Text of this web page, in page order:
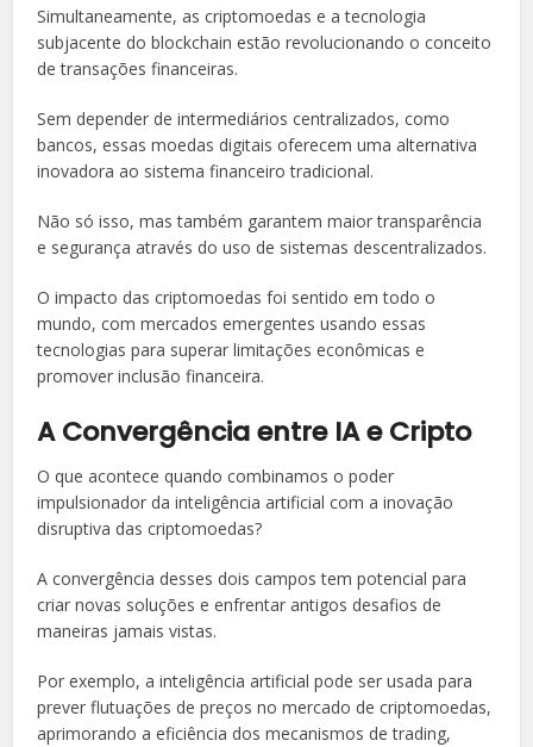
Simultaneamente, as criptomoedas e a tecnologia
subjacente do blockchain estão revolucionando o conceito
de transações financeiras.
Sem depender de intermediários centralizados, como
bancos, essas moedas digitais oferecem uma alternativa
inovadora ao sistema financeiro tradicional.
Não só isso, mas também garantem maior transparência
e segurança através do uso de sistemas descentralizados.
O impacto das criptomoedas foi sentido em todo o
mundo, com mercados emergentes usando essas
tecnologias para superar limitações econômicas e
promover inclusão financeira.
A Convergência entre IA e Cripto
O que acontece quando combinamos o poder
impulsionador da inteligência artificial com a inovação
disruptiva das criptomoedas?
A convergência desses dois campos tem potencial para
criar novas soluções e enfrentar antigos desafios de
maneiras jamais vistas.
Por exemplo, a inteligência artificial pode ser usada para
prever flutuações de preços no mercado de criptomoedas,
aprimorando a eficiência dos mecanismos de trading,